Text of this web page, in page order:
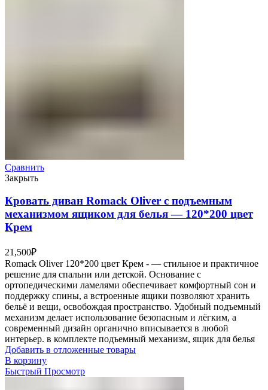
Сравнить
Закрыть
Кровать диван Romack Oliver с подъемным
механизмом ящиком для белья — 120*200 цвет
Крем
21,500₽
Romack Oliver 120*200 цвет Крем - — стильное и практичное
решение для спальни или детской. Основание с
ортопедическими ламелями обеспечивает комфортный сон и
поддержку спины, а встроенные ящики позволяют хранить
бельё и вещи, освобождая пространство. Удобный подъемный
механизм делает использование безопасным и лёгким, а
современный дизайн органично вписывается в любой
интерьер. в комплекте подъемный механизм, ящик для белья
Добавить в отложенные товары
В корзину
Быстрый Просмотр